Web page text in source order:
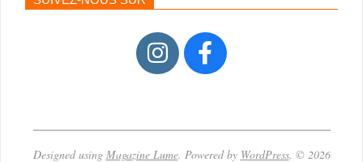
Designed using Magazine Lume. Powered by WordPress. © 2026